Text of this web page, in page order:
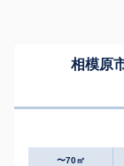
相模原
〜70㎡